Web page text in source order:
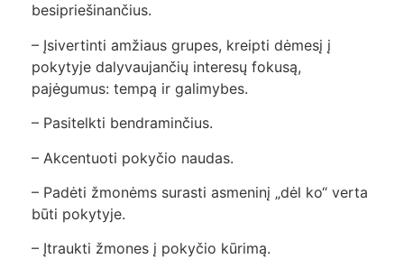
besipriešinančius.
– Įsivertinti amžiaus grupes, kreipti dėmesį į
pokytyje dalyvaujančių interesų fokusą,
pajėgumus: tempą ir galimybes.
– Pasitelkti bendraminčius.
– Akcentuoti pokyčio naudas.
– Padėti žmonėms surasti asmeninį „dėl ko“ verta
būti pokytyje.
– Įtraukti žmones į pokyčio kūrimą.